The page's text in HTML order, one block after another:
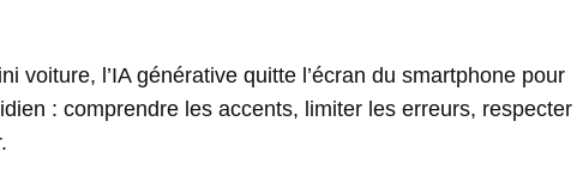
voiture, l’IA générative quitte l’écran du smartphone pour
: comprendre les accents, limiter les erreurs, respecter